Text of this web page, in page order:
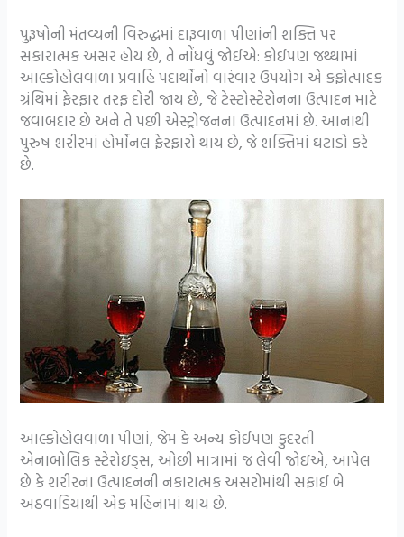
પુરૂષોની મંતવ્યની વિરુદ્ધમાં દારૂવાળા પીણાંની શક્તિ પર
સકારાત્મક અસર હોય છે, તે નોંધવું જોઈએ: કોઈપણ જથ્થામાં
આલ્કોહોલવાળા પ્રવાહિ પદાર્થોનો વારંવાર ઉપયોગ એ કફોત્પાદક
ગ્રંથિમાં ફેરફાર તરફ દોરી જાય છે, જે ટેસ્ટોસ્ટેરોનના ઉત્પાદન માટે
જવાબદાર છે અને તે પછી એસ્ટ્રોજનના ઉત્પાદનમાં છે. આનાથી
પુરુષ શરીરમાં હોર્મોનલ ફેરફારો થાય છે, જે શક્તિમાં ઘટાડો કરે
છે.
આલ્કોહોલવાળા પીણાં, જેમ કે અન્ય કોઈપણ કુદરતી
એનાબોલિક સ્ટેરોઇડ્સ, ઓછી માત્રામાં જ લેવી જોઇએ, આપેલ
છે કે શરીરના ઉત્પાદનની નકારાત્મક અસરોમાંથી સફાઈ બે
અઠવાડિયાથી એક મહિનામાં થાય છે.